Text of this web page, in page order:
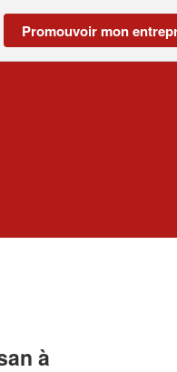
Promouvoir mon
à